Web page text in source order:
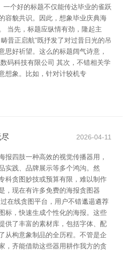
一个好的标题不仅能传达毕业的雀跃
容貌共识。因此，想象毕业庆典海
当先，标题应纵情有劲，隆起主
昔正启航”既抒发了对过昔日光的吊
思好祈望。这么的标题阔气诗意，
码科技有限公司 其次，不错相关学
想象。比如，针对计较机专
2026-04-11
报四肢一种高效的视觉传播器用，
实践、品牌展示等多个鸿沟。然
科贪图妙技或预算有限，难以制作
，现在有许多免费的海报贪图器
在线贪图平台，用户不错邋遢遴荐
标，快速生成个性化的海报。这些
供了丰富的素材库，包括字体、配
从构意象制品的全历程。不管是企
，齐能借助这些器用耕作我方的贪